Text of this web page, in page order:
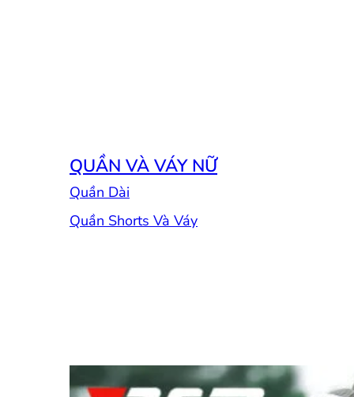
QUẦN VÀ VÁY NỮ
Quần Dài
Quần Shorts Và Váy